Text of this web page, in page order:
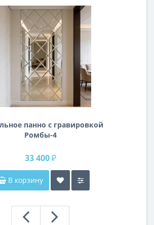
панно с гравировкой
Ромбы-4
33 400 ₽
В корзину